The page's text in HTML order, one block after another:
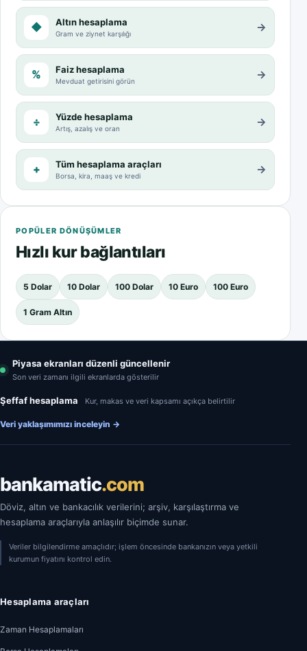
◆ Altın hesaplama
Gram ve ziynet karşılığı →
% Faiz hesaplama
Mevduat getirisini görün →
÷ Yüzde hesaplama
Artış, azalış ve oran →
+ Tüm hesaplama araçları
Borsa, kira, maaş ve kredi →
POPÜLER DÖNÜŞÜMLER
Hızlı kur bağlantıları
5 Dolar 10 Dolar 100 Dolar 10 Euro 100 Euro
1 Gram Altın
Piyasa ekranları düzenli güncellenir
Son veri zamanı ilgili ekranlarda gösterilir
Şeffaf hesaplama Kur, makas ve veri kapsamı açıkça belirtilir
Veri yaklaşımımızı inceleyin →
bankamatic.com
Döviz, altın ve bankacılık verilerini; arşiv, karşılaştırma ve
hesaplama araçlarıyla anlaşılır biçimde sunar.
Veriler bilgilendirme amaçlıdır; işlem öncesinde bankanızın veya yetkili
kurumun fiyatını kontrol edin.
Hesaplama araçları
Zaman Hesaplamaları